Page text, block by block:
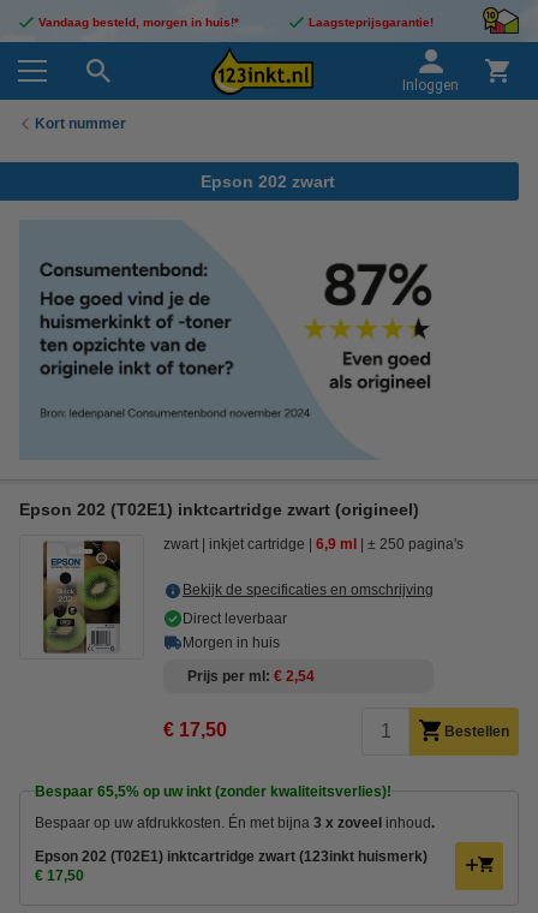
Vandaag besteld, morgen in huis!* Laagsteprijsgarantie!
Inloggen
Kort nummer
Epson 202 zwart
Epson 202 (T02E1) inktcartridge zwart (origineel)
zwart inkjet cartridge 6,9 ml ± 250 pagina's
Bekijk de specificaties en omschrijving
Direct leverbaar
Morgen in huis
Prijs per ml
€ 2,54
€ 17,50 Bestellen
Bespaar 65,5% op uw inkt (zonder kwaliteitsverlies)!
Bespaar op uw afdrukkosten. Én met bijna 3 x zoveel inhoud .
Epson 202 (T02E1) inktcartridge zwart (123inkt huismerk)
€ 17,50